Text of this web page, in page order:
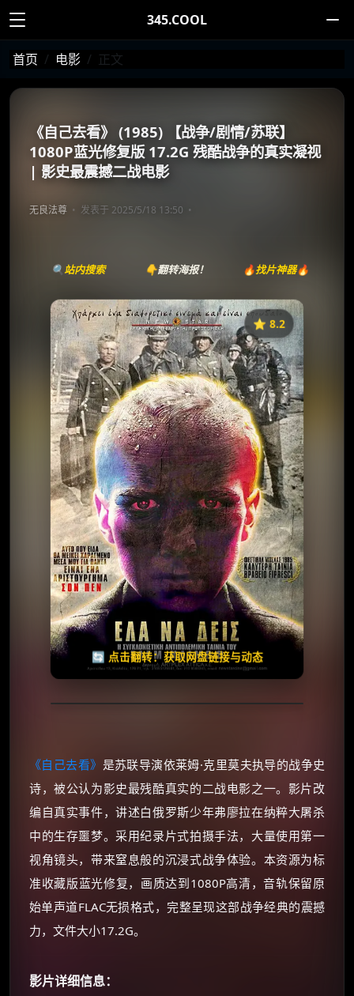
345.COOL
首页 电影 正文
《自己去看》 (1985) 【战争/剧情/苏联】
1080P蓝光修复版 17.2G 残酷战争的真实凝视
| 影史最震撼二战电影
无良法尊 发表于 2025/5/18 13:50
🔍站内搜索 👇翻转海报！ 🔥找片神器🔥
⭐️ 8.2
🔄 点击翻转：获取网盘链接与动态
《自己去看》
⭐
收藏
⭐️ 评分：8.2 | 🎬 1985年
夸克网盘
失效请反馈
🧧️
天天领红包
《自己去看》 是苏联导演依莱姆·克里莫夫执导的战争史
诗，被公认为影史最残酷真实的二战电影之一。影片改
编自真实事件，讲述白俄罗斯少年弗廖拉在纳粹大屠杀
中的生存噩梦。采用纪录片式拍摄手法，大量使用第一
视角镜头，带来窒息般的沉浸式战争体验。本资源为标
准收藏版蓝光修复，画质达到1080P高清，音轨保留原
始单声道FLAC无损格式，完整呈现这部战争经典的震撼
力，文件大小17.2G。
影片详细信息：